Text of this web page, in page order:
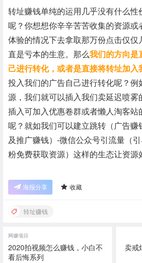
转址赚钱单纯的运用几乎没有什么
呢？你想想你辛辛苦苦收集的资源或
体验的情况下去拿取那万份点击仅仅
直是亏本的生意。那么我们的方向是
己进行转化，或者是直接将转址加入
投入我们的广告自己进行转化呢？例
源，我们就可以插入我们卖延迟喷
插入可加入优惠卷群或者懒人淘客
呢？就如我们可以建立跳转（广告
及推广赚钱）-微信公众号引流量（
粉免费获取资源）这样的生态让资源
海报分享 收藏
转址赚钱
网赚项目
2020拍视频怎么赚钱，小白不
看后悔系列
卖戒